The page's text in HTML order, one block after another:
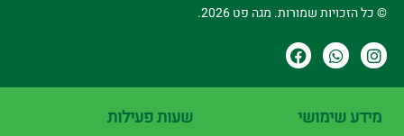
© כל הזכויות שמורות. מגה פט 2026.
מידע שימושי שעות פעילות